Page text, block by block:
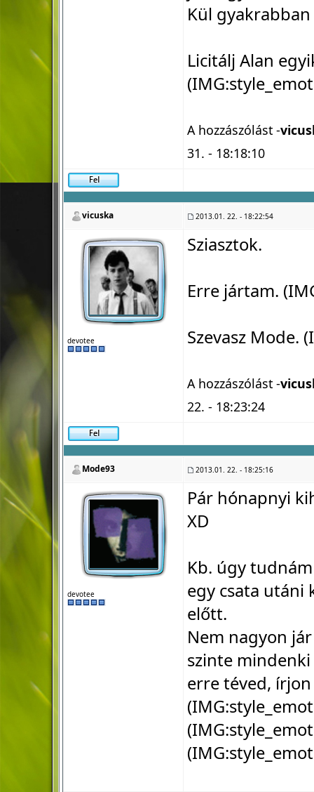
Kül
Licitálj Alan
(IMG:
A hozzászólást -
31. - 18:18:10
vicuska 2013.01. 22. - 18:22:54
devotee
Sziasztok.
Erre jártam.
Szevasz Mode.
A hozzászólást -
22. - 18:23:24
Mode93 2013.01. 22. - 18:25:16
devotee
Pár hónapnyi
XD
Kb. úgy
egy csata utáni
előtt.
Nem nagyon
szinte mindenki
erre téved,
(IMG:
(IMG:
(IMG: